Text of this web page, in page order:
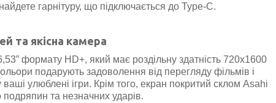
гарнітуру, що підключається до Type-C.
та якісна камера
формату HD+, який має роздільну здатність 720х1600
подарують задоволення від перегляду фільмів і
улюблені ігри. Крім того, екран покритий склом Asahi
та незначних ударів.